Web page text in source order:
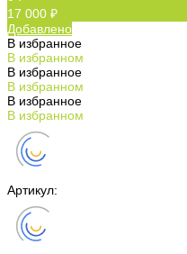
17 000 ₽
Добавлено
В избранное
В избранном
В избранное
В избранном
В избранное
В избранном
Артикул: